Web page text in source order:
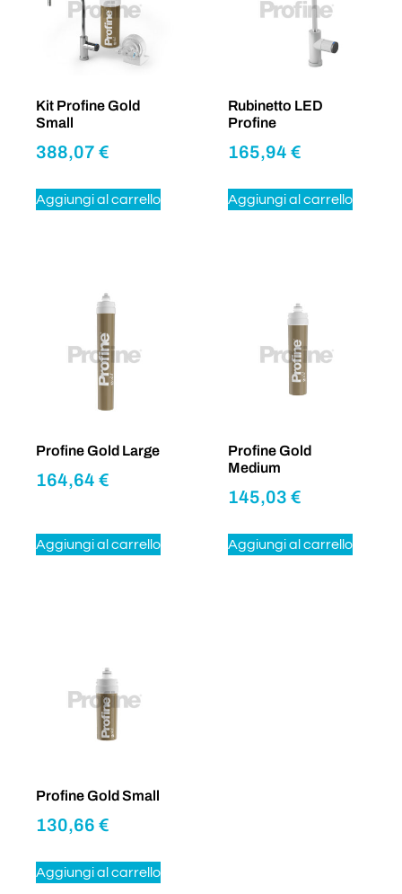
Kit Profine Gold
Small
388,07 €
Aggiungi al carrello
Rubinetto LED
Profine
165,94 €
Aggiungi al carrello
Profine Gold Large
164,64 €
Aggiungi al carrello
Profine Gold
Medium
145,03 €
Aggiungi al carrello
Profine Gold Small
130,66 €
Aggiungi al carrello